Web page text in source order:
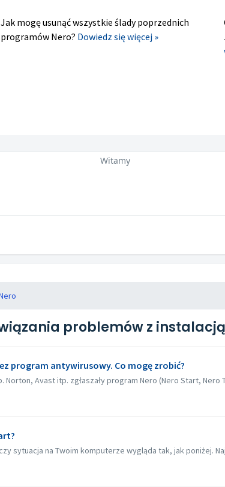
Jak mogę usunąć wszystkie ślady poprzednich
programów Nero? Dowiedz się więcej »
Witamy
problemów z instalacją
program antywirusowy. Co mogę zrobić?
Avast itp. zgłaszały program Nero (Nero Start, Nero
sytuacja na Twoim komputerze wygląda tak, jak poniżej.